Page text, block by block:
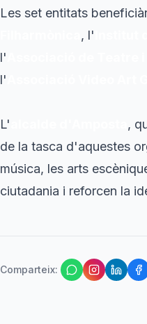
Les set entitats
, l'
l'
l'
L'
,
de la tasca d'aquestes
música, les arts
ciutadania i reforcen la
Comparteix: